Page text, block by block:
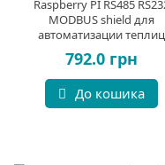
Raspberry PI RS485
MODBUS shield для
автоматизации теплиц
792.0 грн
До кошика